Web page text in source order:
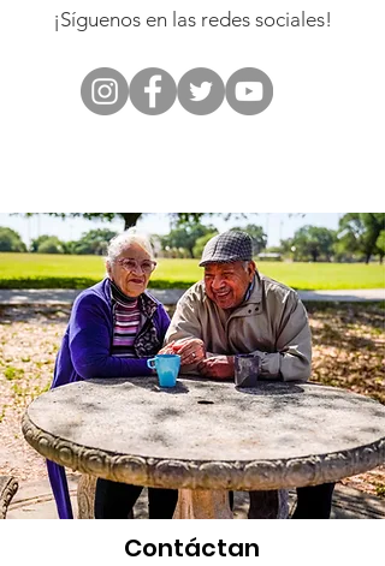
¡Síguenos en las redes sociales!
Contáctan